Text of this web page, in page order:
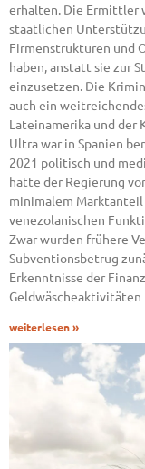
erhalten. Die Ermittler
staatlichen
Firmenstrukturen und
haben, anstatt sie zur
einzusetzen. Die
auch ein
Lateinamerika und der
Ultra war in Spanien
2021 politisch und
hatte der Regierung
minimalem Marktanteil
venezolanischen
Zwar wurden frühere
Subventionsbetrug
Erkenntnisse der
Geldwäscheaktivitäten
weiterlesen »